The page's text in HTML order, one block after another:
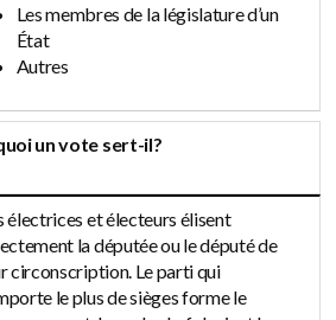
Les membres de la législature d’un
État
Autres
un vote sert-il?
électrices et électeurs élisent
la députée ou le député de
circonscription. Le parti qui
le plus de sièges forme le